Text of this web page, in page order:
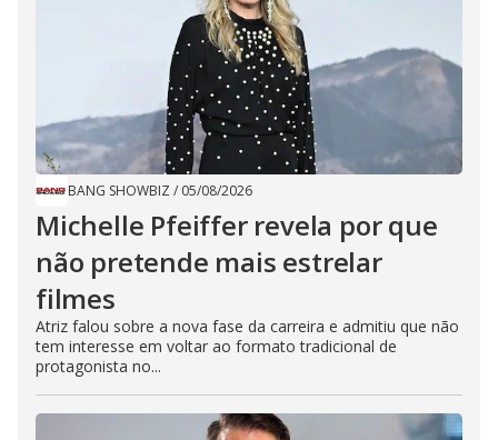
BANG SHOWBIZ / 05/08/2026
Michelle Pfeiffer revela por que
não pretende mais estrelar
filmes
Atriz falou sobre a nova fase da carreira e admitiu que não
tem interesse em voltar ao formato tradicional de
protagonista no...